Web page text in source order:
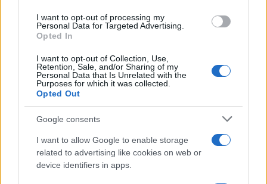
I want to opt-out of processing my
Personal Data for Targeted Advertising.
Opted In
I want to opt-out of Collection, Use,
Retention, Sale, and/or Sharing of my
Personal Data that Is Unrelated with the
Purposes for which it was collected.
Opted Out
Google consents
I want to allow Google to enable storage
related to advertising like cookies on web or
device identifiers in apps.
FITNESS